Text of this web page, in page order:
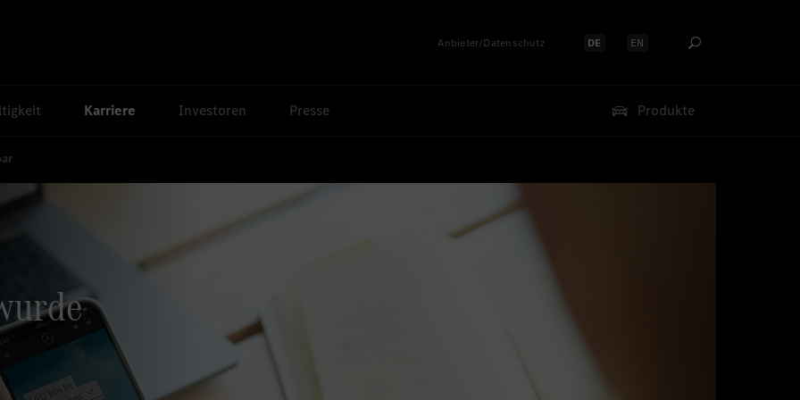
Anbieter/Datenschutz Sprache auswählen:
DE Sprache auswählen:
EN
Karriere Investoren Presse Produkte